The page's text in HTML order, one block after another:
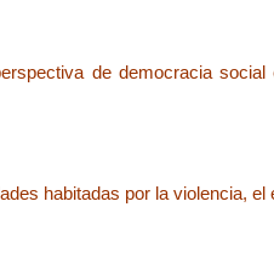
de democracia social
habitadas por la violencia, el